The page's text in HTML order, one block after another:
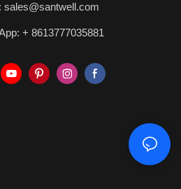
sales@santwell.com
+ 8613777035881